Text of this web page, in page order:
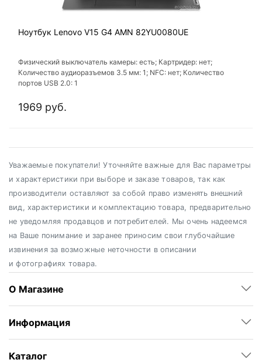
Ноутбук Lenovo V15 G4 AMN 82YU0080UE
Физический выключатель камеры: есть; Картридер: нет;
Количество аудиоразъемов 3.5 мм: 1; NFC: нет; Количество
портов USB 2.0: 1
1969 руб.
Уважаемые покупатели! Уточняйте важные для Вас параметры
и характеристики при выборе и заказе товаров, так как
производители оставляют за собой право изменять внешний
вид, характеристики и комплектацию товара, предварительно
не уведомляя продавцов и потребителей. Мы очень надеемся
на Ваше понимание и заранее приносим свои глубочайшие
извинения за возможные неточности в описании
и фотографиях товара.
О Магазине
Информация
Каталог